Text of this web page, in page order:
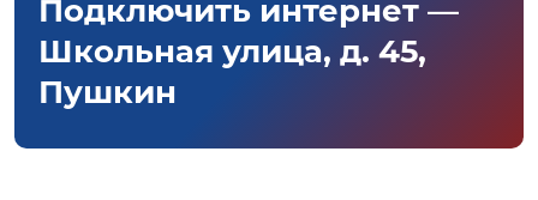
Подключить интернет —
Школьная улица, д. 45,
Пушкин